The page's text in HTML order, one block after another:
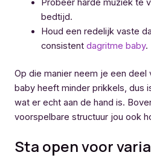
Probeer harde muziek te
bedtijd.
Houd een redelijk vaste
consistent dagritme baby.
Op die manier neem je een deel
baby heeft minder prikkels, dus
wat er echt aan de hand is.
voorspelbare structuur jou ook
Sta open voor